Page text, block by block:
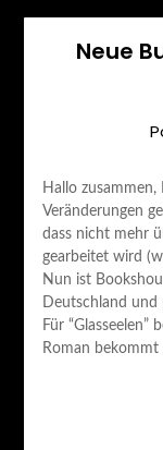
Neue
Hallo
Veränderungen
dass nicht mehr
gearbeitet wird
Nun ist
Deutschland und
Für “Glasseelen”
Roman